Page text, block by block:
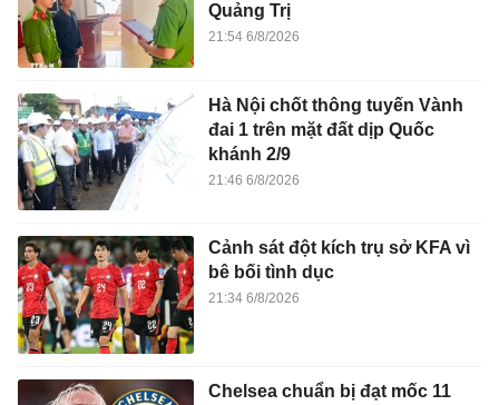
Quảng Trị
21:54 6/8/2026
Hà Nội chốt thông tuyến Vành
đai 1 trên mặt đất dịp Quốc
khánh 2/9
21:46 6/8/2026
Cảnh sát đột kích trụ sở KFA vì
bê bối tình dục
21:34 6/8/2026
Chelsea chuẩn bị đạt mốc 11